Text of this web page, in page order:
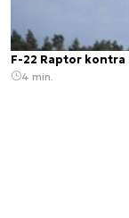
F-22 Raptor kontra
4 min.